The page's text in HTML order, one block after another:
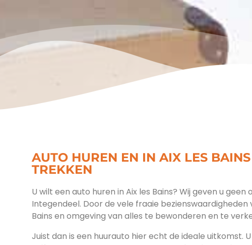
AUTO HUREN EN IN AIX LES
TREKKEN
U wilt een auto huren in Aix les Bains? Wij geven u geen
Integendeel. Door de vele fraaie bezienswaardigheden
Bains en omgeving van alles te bewonderen en te
Juist dan is een huurauto hier echt de ideale uitkomst.